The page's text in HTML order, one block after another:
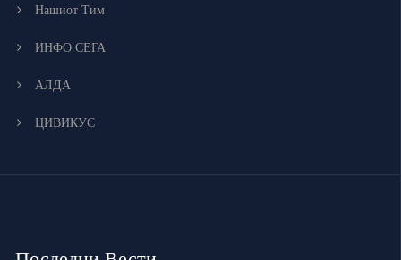
Нашиот Тим
ИНФО СЕГА
АЛДА
ЦИВИКУС